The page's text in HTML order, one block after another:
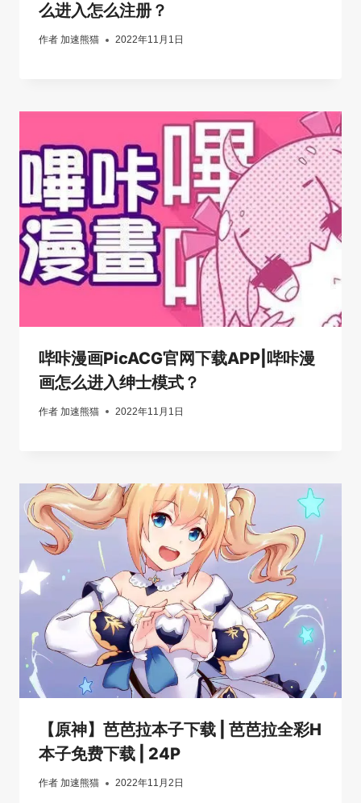
么进入怎么注册？
作者 加速熊猫 2022年11月1日
哔咔漫画PicACG官网下载APP|哔咔漫
画怎么进入绅士模式？
作者 加速熊猫 2022年11月1日
【原神】芭芭拉本子下载 | 芭芭拉全彩H
本子免费下载 | 24P
作者 加速熊猫 2022年11月2日